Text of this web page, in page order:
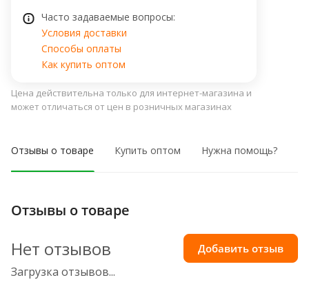
Часто задаваемые вопросы:
Условия доставки
Способы оплаты
Как купить оптом
Цена действительна только для интернет-магазина и
может отличаться от цен в розничных магазинах
Отзывы о товаре Купить оптом Нужна помощь?
Отзывы о товаре
Загрузка отзывов...
Нет отзывов Добавить отзыв